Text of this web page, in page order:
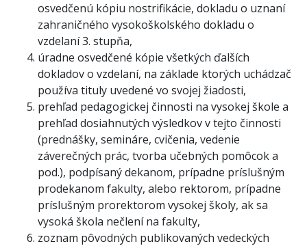
osvedčenú kópiu nostrifikácie, dokladu o uznaní
zahraničného vysokoškolského dokladu o
vzdelaní 3. stupňa,
úradne osvedčené kópie všetkých ďalších
dokladov o vzdelaní, na základe ktorých uchádzač
používa tituly uvedené vo svojej žiadosti,
prehľad pedagogickej činnosti na vysokej škole a
prehľad dosiahnutých výsledkov v tejto činnosti
(prednášky, semináre, cvičenia, vedenie
záverečných prác, tvorba učebných pomôcok a
pod.), podpísaný dekanom, prípadne príslušným
prodekanom fakulty, alebo rektorom, prípadne
príslušným prorektorom vysokej školy, ak sa
vysoká škola nečlení na fakulty,
zoznam pôvodných publikovaných vedeckých